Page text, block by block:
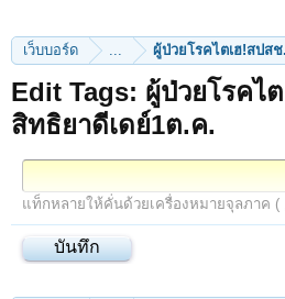
เว็บบอร์ด ... ผู้ป่วยโรคไตเฮ!สปสช
Edit Tags: ผู้ป่วยโรคไ
สิทธิยาดีเดย์1ต.ค.
แท็กหลายให้คั่นด้วยเครื่องหมายจุลภาค (